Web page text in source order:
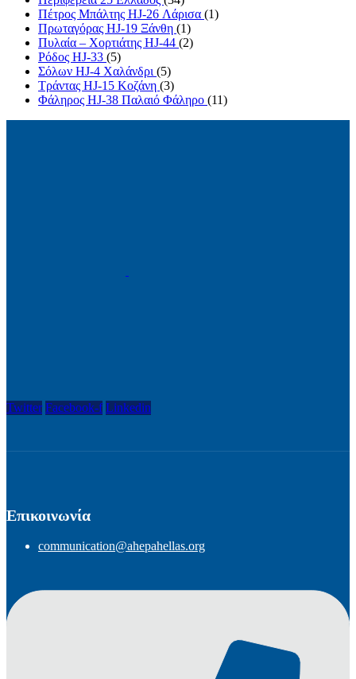
Πέτρος Μπάλτης HJ-26 Λάρισα (1)
Πρωταγόρας HJ-19 Ξάνθη (1)
Πυλαία – Χορτιάτης HJ-44 (2)
Ρόδος HJ-33 (5)
Σόλων HJ-4 Χαλάνδρι (5)
Τράντας HJ-15 Κοζάνη (3)
Φάληρος HJ-38 Παλαιό Φάληρο (11)
Twitter Facebook-f Linkedin
Επικοινωνία
communication@ahepahellas.org